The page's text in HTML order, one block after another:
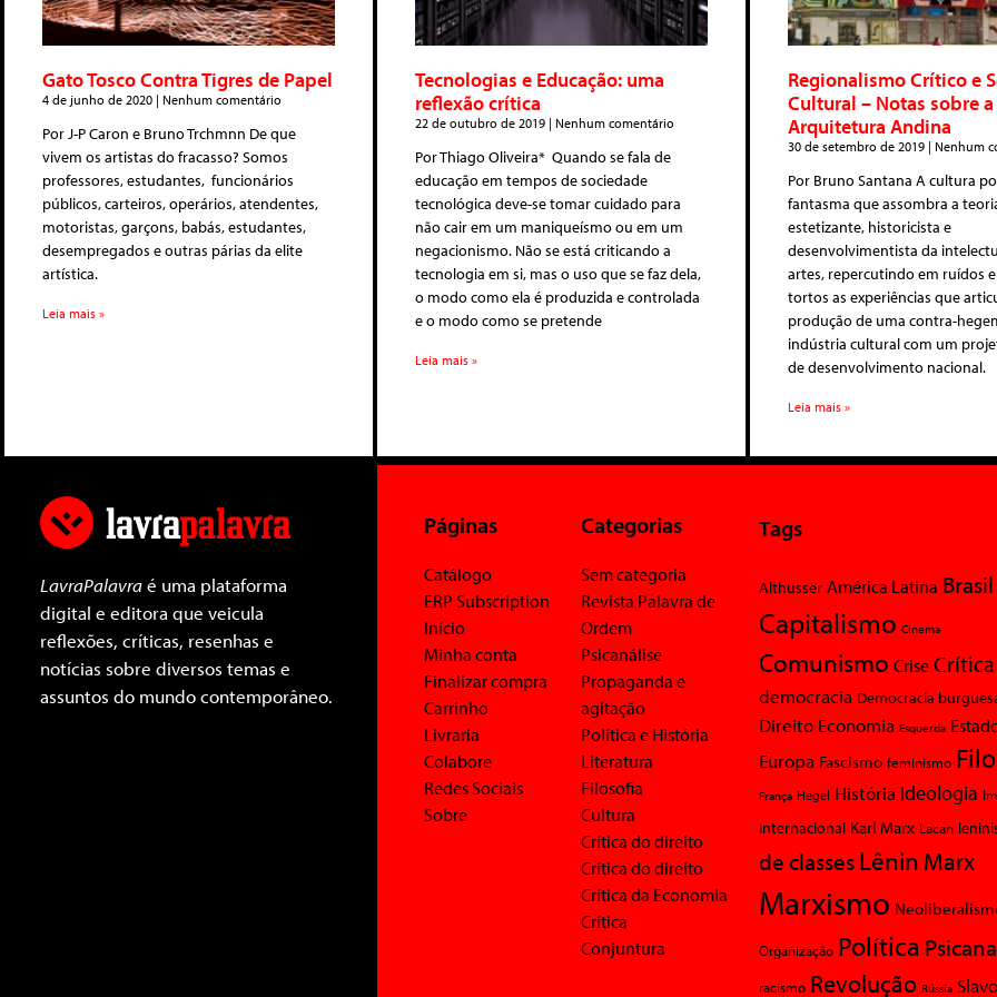
Gato Tosco Contra Tigres de Papel
4 de junho de 2020 Nenhum comentário
Por J-P Caron e Bruno Trchmnn De que
vivem os artistas do fracasso? Somos
professores, estudantes, funcionários
públicos, carteiros, operários, atendentes,
motoristas, garçons, babás, estudantes,
desempregados e outras párias da elite
artística.
Leia mais »
Tecnologias e Educação: uma
reflexão crítica
22 de outubro de 2019 Nenhum comentário
Por Thiago Oliveira* Quando se fala de
educação em tempos de sociedade
tecnológica deve-se tomar cuidado para
não cair em um maniqueísmo ou em um
negacionismo. Não se está criticando a
tecnologia em si, mas o uso que se faz dela,
o modo como ela é produzida e controlada
e o modo como se pretende
Leia mais »
Regionalismo Crítico e
Cultural – Notas sobre
Arquitetura Andina
30 de setembro de 2019 Nenhum
Por Bruno Santana A cultura
fantasma que assombra a
estetizante, historicista e
desenvolvimentista da
artes, repercutindo em ruídos
tortos as experiências que
produção de uma contra-
indústria cultural com um
de desenvolvimento nacional.
Leia mais »
LavraPalavraé uma plataforma
digital e editora que veicula
reflexões, críticas, resenhas e
notícias sobre diversos temas e
assuntos do mundo contemporâneo.
Páginas
Catálogo
ERP Subscription
Início
Minha conta
Finalizar compra
Carrinho
Livraria
Colabore
Redes Sociais
Sobre
Categorias
Sem categoria
Revista Palavra de
Ordem
Psicanálise
Propaganda e
agitação
Política e História
Literatura
Filosofia
Cultura
Crítica do direito
Crítica do direito
Crítica da Economia
Crítica
Conjuntura
Tags
Althusser América Latina Brasil
Capitalismo Cinema
Comunismo Crise Crítica
democracia Democracia
Direito Economia Esquerda
Europa Fascismo feminismo
França Hegel História Ideologia
Internacional Karl Marx Lacan
de classesLênin Marx
Marxismo
Organização Política
racismo Revolução Rússia